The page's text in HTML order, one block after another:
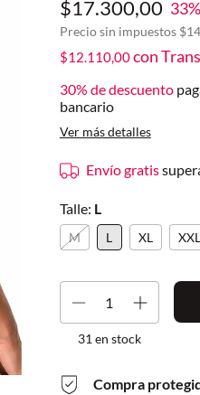
$17.300,00 33
Precio sin impuestos
$12.110,00con
30% de descuento
bancario
Ver más detalles
Envío gratis
Talle: L
M L XL XXL
31 en stock
Compra